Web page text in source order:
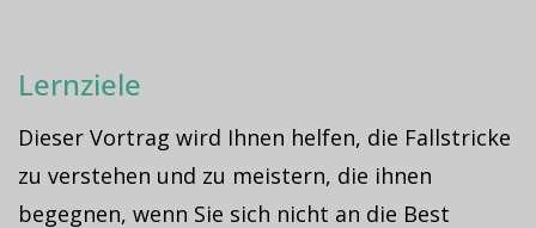
Lernziele
Dieser Vortrag wird Ihnen helfen, die Fallstricke
zu verstehen und zu meistern, die ihnen
begegnen, wenn Sie sich nicht an die Best